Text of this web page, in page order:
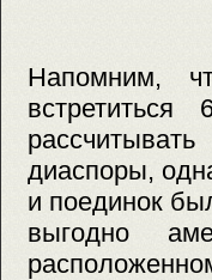
Напомним,
диаспоры,
и поединок
выгодно